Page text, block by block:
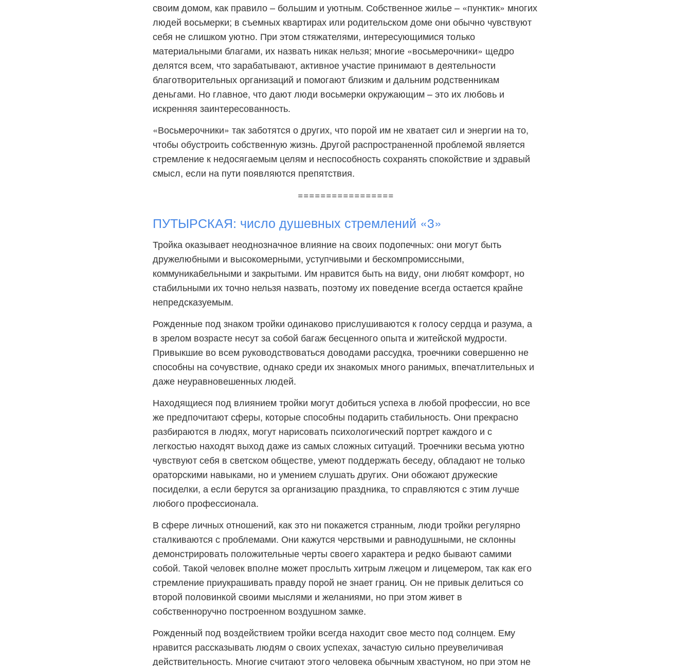
своим домом, как правило – большим и уютным. Собственное жилье – «пунктик» многих
людей восьмерки; в съемных квартирах или родительском доме они обычно чувствуют
себя не слишком уютно. При этом стяжателями, интересующимися только
материальными благами, их назвать никак нельзя; многие «восьмерочники» щедро
делятся всем, что зарабатывают, активное участие принимают в деятельности
благотворительных организаций и помогают близким и дальним родственникам
деньгами. Но главное, что дают люди восьмерки окружающим – это их любовь и
искренняя заинтересованность.
«Восьмерочники» так заботятся о других, что порой им не хватает сил и энергии на то,
чтобы обустроить собственную жизнь. Другой распространенной проблемой является
стремление к недосягаемым целям и неспособность сохранять спокойствие и здравый
смысл, если на пути появляются препятствия.
=================
ПУТЫРСКАЯ: число душевных стремлений «3»
Тройка оказывает неоднозначное влияние на своих подопечных: они могут быть
дружелюбными и высокомерными, уступчивыми и бескомпромиссными,
коммуникабельными и закрытыми. Им нравится быть на виду, они любят комфорт, но
стабильными их точно нельзя назвать, поэтому их поведение всегда остается крайне
непредсказуемым.
Рожденные под знаком тройки одинаково прислушиваются к голосу сердца и разума, а
в зрелом возрасте несут за собой багаж бесценного опыта и житейской мудрости.
Привыкшие во всем руководствоваться доводами рассудка, троечники совершенно не
способны на сочувствие, однако среди их знакомых много ранимых, впечатлительных и
даже неуравновешенных людей.
Находящиеся под влиянием тройки могут добиться успеха в любой профессии, но все
же предпочитают сферы, которые способны подарить стабильность. Они прекрасно
разбираются в людях, могут нарисовать психологический портрет каждого и с
легкостью находят выход даже из самых сложных ситуаций. Троечники весьма уютно
чувствуют себя в светском обществе, умеют поддержать беседу, обладают не только
ораторскими навыками, но и умением слушать других. Они обожают дружеские
посиделки, а если берутся за организацию праздника, то справляются с этим лучше
любого профессионала.
В сфере личных отношений, как это ни покажется странным, люди тройки регулярно
сталкиваются с проблемами. Они кажутся черствыми и равнодушными, не склонны
демонстрировать положительные черты своего характера и редко бывают самими
собой. Такой человек вполне может прослыть хитрым лжецом и лицемером, так как его
стремление приукрашивать правду порой не знает границ. Он не привык делиться со
второй половинкой своими мыслями и желаниями, но при этом живет в
собственноручно построенном воздушном замке.
Рожденный под воздействием тройки всегда находит свое место под солнцем. Ему
нравится рассказывать людям о своих успехах, зачастую сильно преувеличивая
действительность. Многие считают этого человека обычным хвастуном, но при этом не